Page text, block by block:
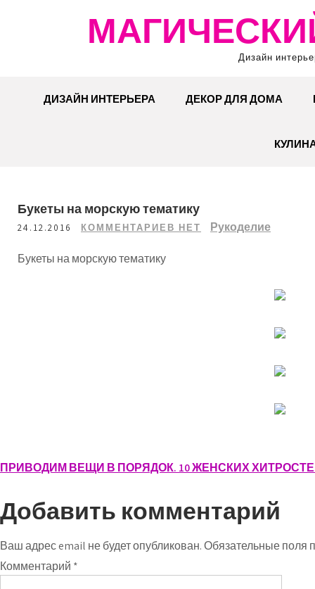
Дизайн
ДИЗАЙН ИНТЕРЬЕРА ДЕКОР ДЛЯ ДОМА
Букеты на морскую тематику
24.12.2016 КОММЕНТАРИЕВ НЕТ Рукоделие
Букеты на морскую тематику
Навигация
по
записям
ПРИВОДИМ ВЕЩИ В ПОРЯДОК. 10 ЖЕНСКИХ
Добавить комментарий
Ваш адрес email не будет опубликован.Обязательные поля
Комментарий *